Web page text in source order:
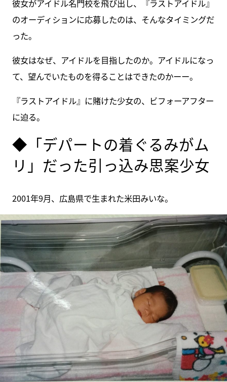
彼女がアイドル名門校を飛び出し、『ラストアイドル』
のオーディションに応募したのは、そんなタイミングだ
った。
彼女はなぜ、アイドルを目指したのか。アイドルになっ
て、望んでいたものを得ることはできたのかーー。
『ラストアイドル』に賭けた少女の、ビフォーアフター
に迫る。
◆「デパートの着ぐるみがム
リ」だった引っ込み思案少女
2001年9月、広島県で生まれた米田みいな。